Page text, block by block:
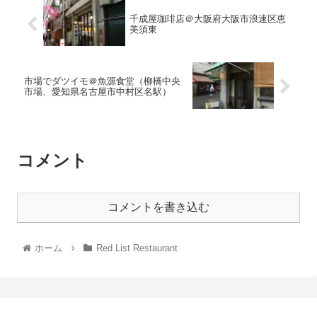
千成屋珈琲店＠大阪府大阪市浪速区恵
美須東
市場でダツイモ＠魚源食堂（柳橋中央
市場、愛知県名古屋市中村区名駅）
コメント
コメントを書き込む
ホーム Red List Restaurant